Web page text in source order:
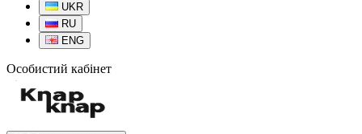
UKR
RU
ENG
Особистий кабінет